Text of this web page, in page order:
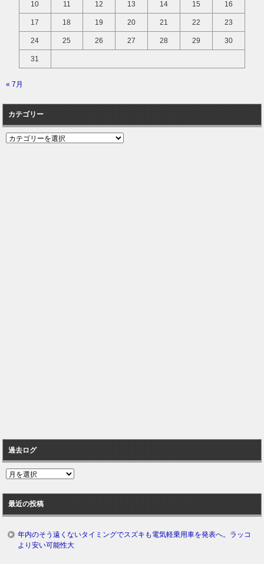
10 11 12 13 14 15 16
17 18 19 20 21 22 23
24 25 26 27 28 29 30
31
« 7月
カテゴリー
カ
過去ログ
過
ロ
グ
最近の投稿
年内のそう遠くないタイミングでスズキも電気軽乗用車を発表へ。ラッコ
より安い可能性大